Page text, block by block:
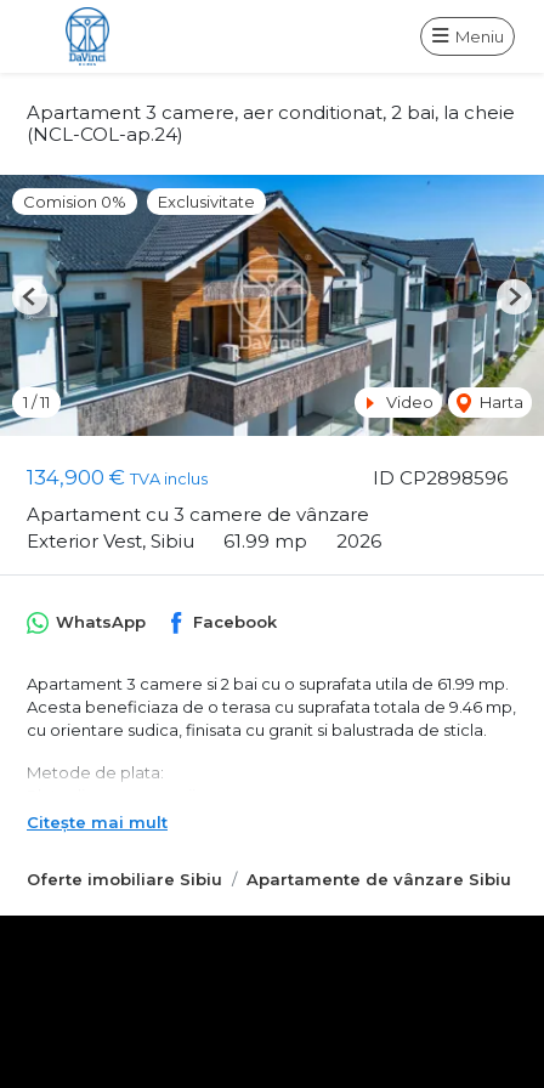
Meniu
Apartament 3 camere, aer conditionat, 2 bai, la cheie
(NCL-COL-ap.24)
ID CP2898596
134,900 € TVA inclus
Apartament cu 3 camere de vânzare
Exterior Vest, Sibiu
61.99 mp 2026
Comision 0% Exclusivitate
1 /11 Video Harta
Previous
Oferte imobiliare Sibiu Apartamente de vânzare Sibiu
WhatsApp Facebook
Apartament 3 camere si 2 bai cu o suprafata utila de 61.99 mp.
Acesta beneficiaza de o terasa cu suprafata totala de 9.46 mp,
cu orientare sudica, finisata cu granit si balustrada de sticla.
Metode de plata:
- 127.500 euro, finisat la alb
Plata cu credit bancar, cu avans de 10%:
Citește mai mult